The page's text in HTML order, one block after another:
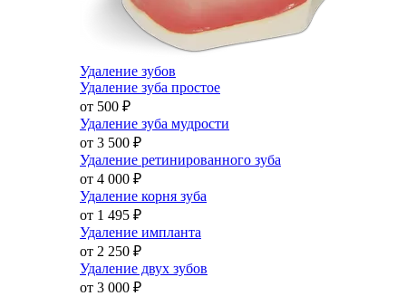
Удаление зубов
Удаление зуба простое
от 500 ₽
Удаление зуба мудрости
от 3 500 ₽
Удаление ретинированного зуба
от 4 000 ₽
Удаление корня зуба
от 1 495 ₽
Удаление импланта
от 2 250 ₽
Удаление двух зубов
от 3 000 ₽